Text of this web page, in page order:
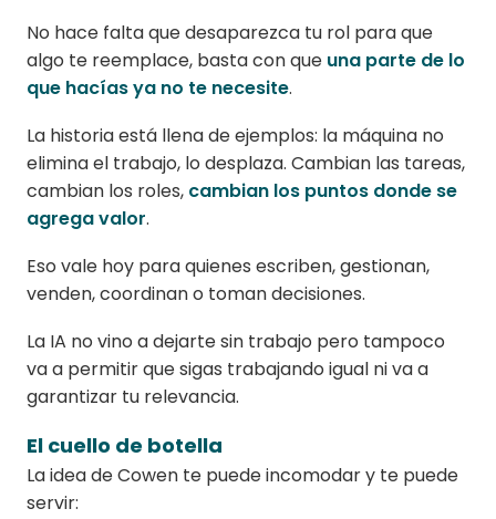
No hace falta que desaparezca tu rol para que
algo te reemplace, basta con que una parte de lo
que hacías ya no te necesite.
La historia está llena de ejemplos: la máquina no
elimina el trabajo, lo desplaza. Cambian las tareas,
cambian los roles, cambian los puntos donde se
agrega valor.
Eso vale hoy para quienes escriben, gestionan,
venden, coordinan o toman decisiones.
La IA no vino a dejarte sin trabajo pero tampoco
va a permitir que sigas trabajando igual ni va a
garantizar tu relevancia.
El cuello de botella
La idea de Cowen te puede incomodar y te puede
servir: